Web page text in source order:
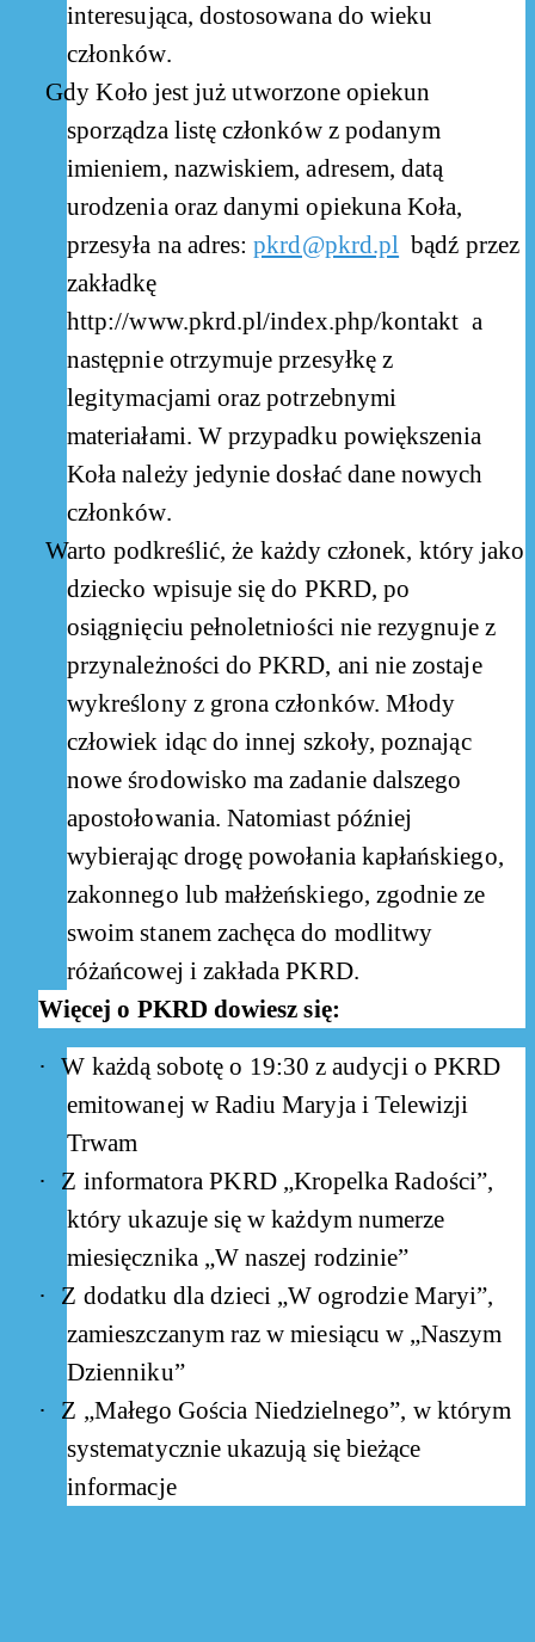
interesująca, dostosowana do wieku
członków.
Gdy Koło jest już utworzone opiekun
sporządza listę członków z podanym
imieniem, nazwiskiem, adresem, datą
urodzenia oraz danymi opiekuna Koła,
przesyła na adres:pkrd@pkrd.pl bądź przez
zakładkę
http://www.pkrd.pl/index.php/kontakt a
następnie otrzymuje przesyłkę z
legitymacjami oraz potrzebnymi
materiałami. W przypadku powiększenia
Koła należy jedynie dosłać dane nowych
członków.
Warto podkreślić, że każdy członek, który jako
dziecko wpisuje się do PKRD, po
osiągnięciu pełnoletniości nie rezygnuje z
przynależności do PKRD, ani nie zostaje
wykreślony z grona członków. Młody
człowiek idąc do innej szkoły, poznając
nowe środowisko ma zadanie dalszego
apostołowania. Natomiast później
wybierając drogę powołania kapłańskiego,
zakonnego lub małżeńskiego, zgodnie ze
swoim stanem zachęca do modlitwy
różańcowej i zakłada PKRD.
Więcej o PKRD dowiesz się:
·
W każdą sobotę o 19:30 z audycji o PKRD
emitowanej w Radiu Maryja i Telewizji
Trwam
·
Z informatora PKRD „Kropelka Radości”,
który ukazuje się w każdym numerze
miesięcznika „W naszej rodzinie”
·
Z dodatku dla dzieci „W ogrodzie Maryi”,
zamieszczanym raz w miesiącu w „Naszym
Dzienniku”
·
Z „Małego Gościa Niedzielnego”, w którym
systematycznie ukazują się bieżące
informacje